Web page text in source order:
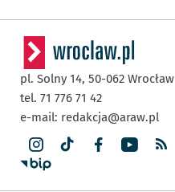
pl. Solny 14, 50-062 Wrocław
tel. 71 776 71 42
e-mail: redakcja@araw.pl